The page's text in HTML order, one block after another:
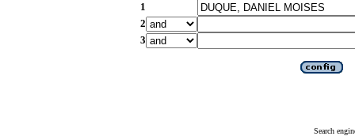
1
2
3
Search